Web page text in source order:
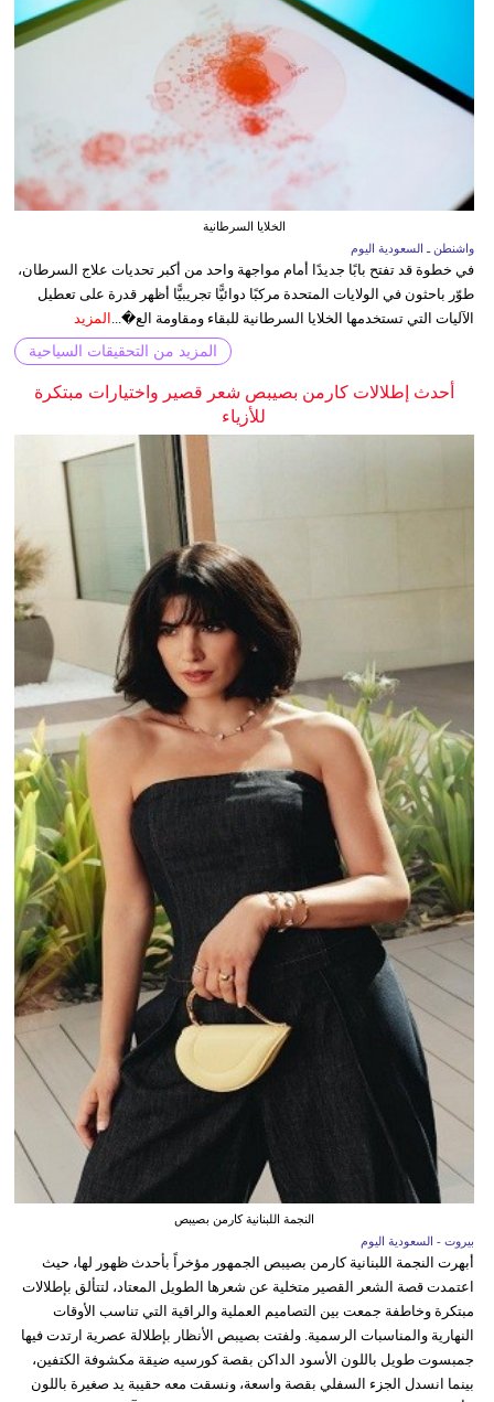
الخلايا السرطانية
واشنطن ـ السعودية اليوم
في خطوة قد تفتح بابًا جديدًا أمام مواجهة واحد من أكبر تحديات علاج السرطان،
طوّر باحثون في الولايات المتحدة مركبًا دوائيًّا تجريبيًّا أظهر قدرة على تعطيل
الآليات التي تستخدمها الخلايا السرطانية للبقاء ومقاومة الع�... المزيد
المزيد من التحقيقات السياحية
أحدث إطلالات كارمن بصيبص شعر قصير واختيارات مبتكرة
للأزياء
النجمة اللبنانية كارمن بصيبص
بيروت - السعودية اليوم
أبهرت النجمة اللبنانية كارمن بصيبص الجمهور مؤخراً بأحدث ظهور لها، حيث
اعتمدت قصة الشعر القصير متخلية عن شعرها الطويل المعتاد، لتتألق بإطلالات
مبتكرة وخاطفة جمعت بين التصاميم العملية والراقية التي تناسب الأوقات
النهارية والمناسبات الرسمية. ولفتت بصيبص الأنظار بإطلالة عصرية ارتدت فيها
جمبسوت طويل باللون الأسود الداكن بقصة كورسيه ضيقة مكشوفة الكتفين،
بينما انسدل الجزء السفلي بقصة واسعة، ونسقت معه حقيبة يد صغيرة باللون